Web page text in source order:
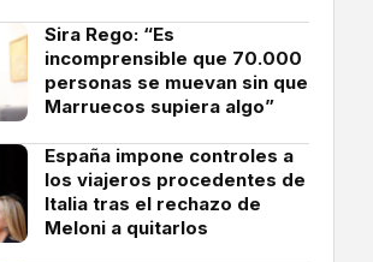
Sira Rego: “Es
incomprensible que 70.000
personas se muevan sin que
Marruecos supiera algo”
España impone controles a
los viajeros procedentes de
Italia tras el rechazo de
Meloni a quitarlos